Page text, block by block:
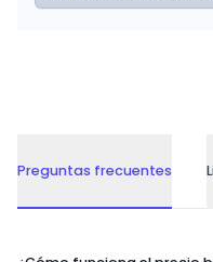
Preguntas frecuentes